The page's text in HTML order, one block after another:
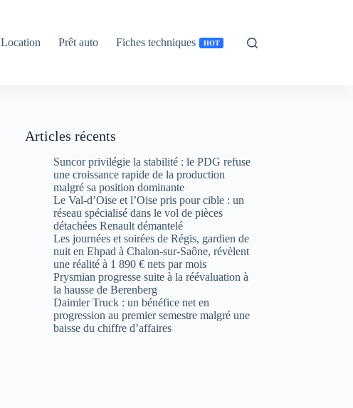
Location Prêt auto Fiches techniques HOT
Articles récents
Suncor privilégie la stabilité : le PDG refuse
une croissance rapide de la production
malgré sa position dominante
Le Val-d’Oise et l’Oise pris pour cible : un
réseau spécialisé dans le vol de pièces
détachées Renault démantelé
Les journées et soirées de Régis, gardien de
nuit en Ehpad à Chalon-sur-Saône, révèlent
une réalité à 1 890 € nets par mois
Prysmian progresse suite à la réévaluation à
la hausse de Berenberg
Daimler Truck : un bénéfice net en
progression au premier semestre malgré une
baisse du chiffre d’affaires